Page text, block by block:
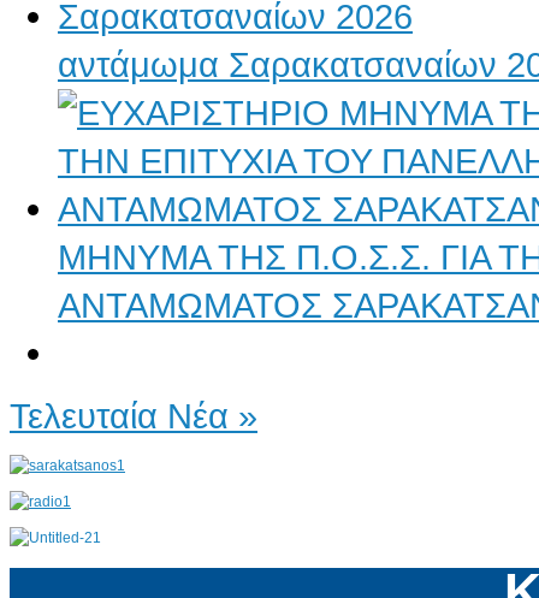
αντάμωμα Σαρακατσαναίων
ΜΗΝΥΜΑ ΤΗΣ Π.Ο.Σ.Σ. ΓΙΑ
ΑΝΤΑΜΩΜΑΤΟΣ
Τελευταία Νέα »